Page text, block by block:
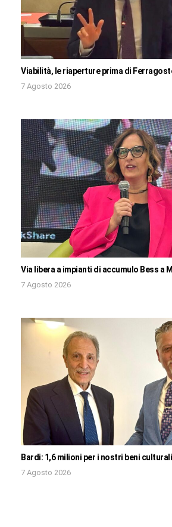
Viabilità, le riaperture prima di
7 Agosto 2026
Via libera a impianti di accumulo Bess a
7 Agosto 2026
Bardi: 1,6 milioni per i nostri beni culturali
7 Agosto 2026